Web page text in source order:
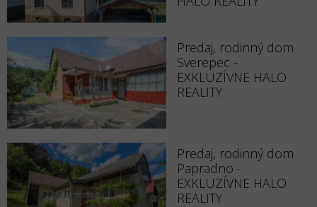
Predaj, rodinný dom
Sverepec -
EXKLUZÍVNE HALO
REALITY
Predaj, rodinný dom
Papradno -
EXKLUZÍVNE HALO
REALITY